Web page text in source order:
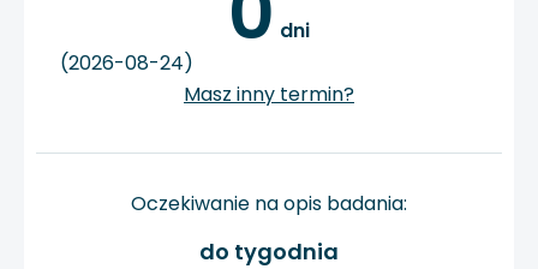
dni
(2026-08-24)
Masz inny termin?
Oczekiwanie na opis badania:
do tygodnia